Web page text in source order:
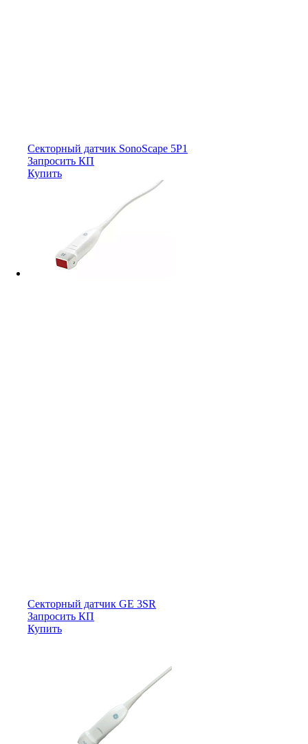
Секторный датчик SonoScape 5P1
Запросить КП
Купить
Секторный датчик GE 3SR
Запросить КП
Купить